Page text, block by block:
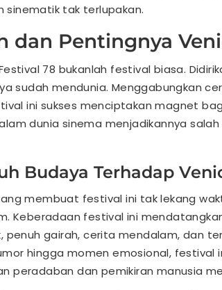
sinematik tak terlupakan.
dan Pentingnya
78 bukanlah festival biasa.
sudah mendunia. Menggabungkan
ini sukses menciptakan magnet
dunia sinema menjadikannya
Budaya Terhadap
membuat festival ini tak lekang
Keberadaan festival ini
penuh gairah, cerita mendalam, dan
hingga momen emosional, festival
peradaban dan pemikiran manusia